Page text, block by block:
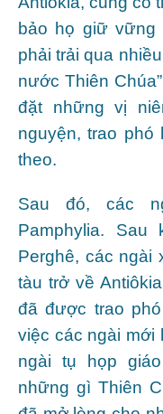
bảo họ giữ vững
phải trải qua
nước Thiên
đặt những vị
nguyện, trao
theo.
Sau đó, các
Pamphylia.
Perghê, các ngài
tàu trở về
đã được trao
việc các ngài mới
ngài tụ họp
những gì Thiên